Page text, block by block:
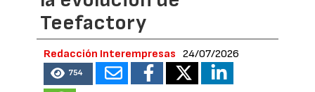
Teefactory
Redacción Interempresas 24/07/2026
754